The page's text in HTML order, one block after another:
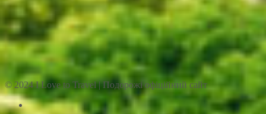
© 2024 I Love to Travel | Подорожі офіційний сайт